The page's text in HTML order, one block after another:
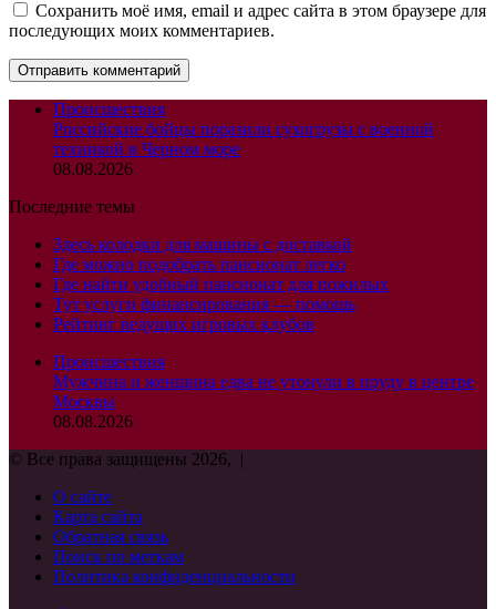
Сохранить моё имя, email и адрес сайта в этом браузере для
последующих моих комментариев.
Происшествия
Российские бойцы поразили сухогрузы с военной
техникой в Черном море
08.08.2026
Последние темы
Здесь колодки для машины с доставкой
Где можно подобрать пансионат легко
Где найти удобный пансионат для пожилых
Тут услуги финансирования — помощь
Рейтинг ведущих игровых клубов
Происшествия
Мужчина и женщина едва не утонули в пруду в центре
Москвы
08.08.2026
© Все права защищены 2026, |
О сайте
Карта сайта
Обратная связь
Поиск по меткам
Политика конфиденциальности